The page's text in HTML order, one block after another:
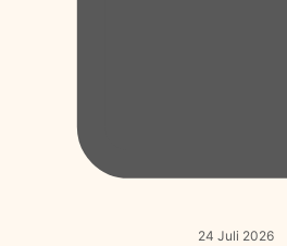
24 Juli 2026